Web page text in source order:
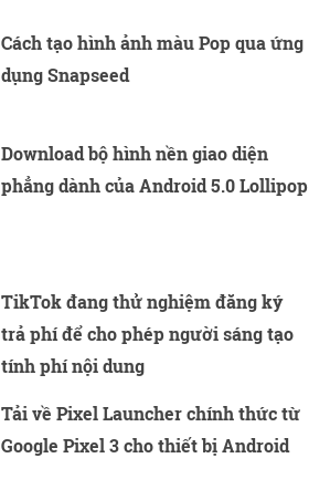
Cách tạo hình ảnh màu Pop qua ứng
dụng Snapseed
Download bộ hình nền giao diện
phẳng dành của Android 5.0 Lollipop
TikTok đang thử nghiệm đăng ký
trả phí để cho phép người sáng tạo
tính phí nội dung
Tải về Pixel Launcher chính thức từ
Google Pixel 3 cho thiết bị Android